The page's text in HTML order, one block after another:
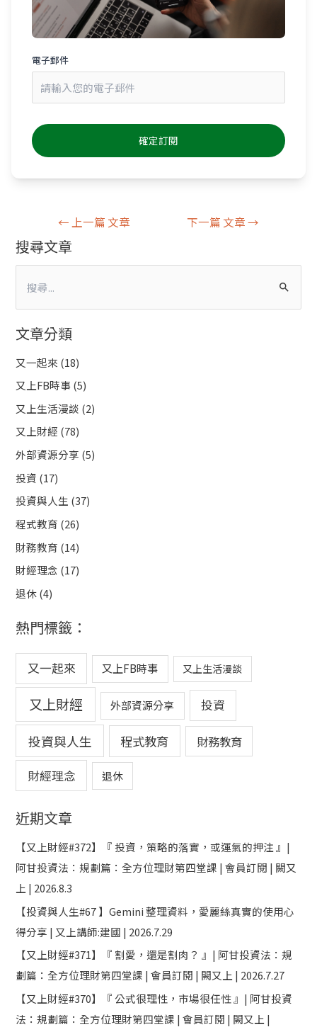
電子郵件
← 上一篇 文章 下一篇 文章→
搜尋文章
尋
關
字
:
文章分類
又一起來 (18)
又上FB時事(5)
又上生活漫談 (2)
又上財經 (78)
外部資源分享 (5)
投資 (17)
投資與人生 (37)
程式教育 (26)
財務教育 (14)
財經理念 (17)
退休(4)
熱門標籤：
又一起來 又上FB時事 又上生活漫談
又上財經 外部資源分享 投資
投資與人生 程式教育 財務教育
財經理念 退休
近期文章
【又上財經#372】『 投資，策略的落實，或運氣的押注 』|
阿甘投資法：規劃篇：全方位理財第四堂課 | 會員訂閱 | 闕又
上 | 2026.8.3
【投資與人生#67 】Gemini 整理資料，愛麗絲真實的使用心
得分享 | 又上講師:建國 | 2026.7.29
【又上財經#371】『 割愛，還是割肉？ 』| 阿甘投資法：規
劃篇：全方位理財第四堂課 | 會員訂閱 | 闕又上 | 2026.7.27
【又上財經#370】『 公式很理性，市場很任性 』| 阿甘投資
法：規劃篇：全方位理財第四堂課 | 會員訂閱 | 闕又上 |